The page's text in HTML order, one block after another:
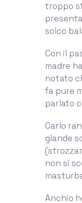
troppo
solco
Con il
madre
notato
fa pure
parlato
Carlo
glande
non si
Anchio